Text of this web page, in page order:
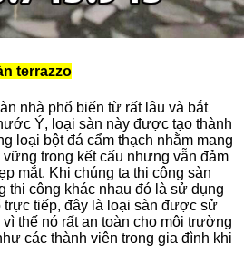
terrazzo
nhà phổ biến từ rất lâu và bắt
Ý, loại sàn này được tạo thành
loại bột đá cẩm thạch nhằm mang
trong kết cấu nhưng vẫn đảm
mắt. Khi chúng ta thi công sàn
thi công khác nhau đó là sử dụng
trực tiếp, đây là loại sàn được sử
thế nó rất an toàn cho môi trường
các thành viên trong gia đình khi